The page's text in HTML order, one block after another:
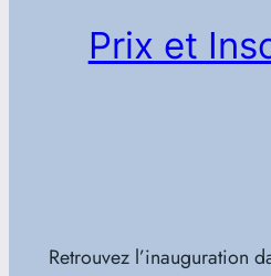
Prix et
Retrouvez l’inauguration